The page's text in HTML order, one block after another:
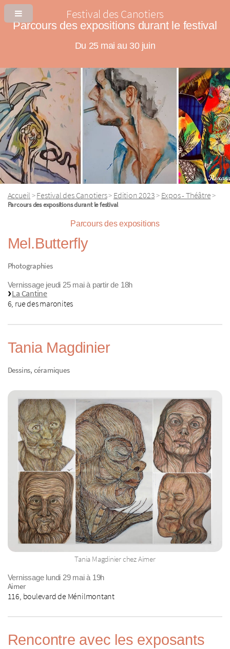
Festival des Canotiers
Parcours des expositions durant le festival
Du 25 mai au 30 juin
Accueil >Festival des Canotiers> Edition 2023> Expos - Théâtre>
Parcours des expositions durant le festival
Parcours des expositions
Mel.Butterfly
Photographies
Vernissage jeudi 25 mai à partir de 18h
La Cantine
6, rue des maronites
Tania Magdinier
Dessins, céramiques
Tania Magdinier chez Aimer
Vernissage lundi 29 mai à 19h
Aimer
116, boulevard de Ménilmontant
Rencontre avec les exposants